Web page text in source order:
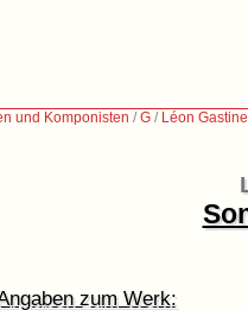
und Komponisten /G / Léon
zum Werk: